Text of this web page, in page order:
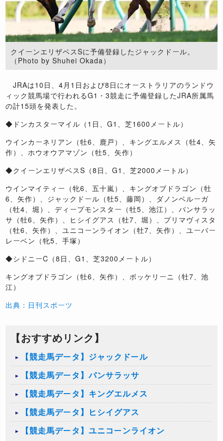
クイーンエリザベスSに予備登録したジャックドール。
（Photo by Shuhei Okada）
JRAは10日、4月1日および8日にオーストラリアのランドウ
ィック競馬場で行われるG1・3競走に予備登録したJRA所属馬
の計15頭を発表した。
◆ドンカスターマイル（1日、G1、芝1600メートル）
ウインカーネリアン（牡6、鹿戸）、キングエルメス（牡4、矢
作）、ホウオウアマゾン（牡5、矢作）
◆クイーンエリザベスS（8日、G1、芝2000メートル）
ウインマイティー（牝6、五十嵐）、キングオブドラゴン（牡
6、矢作）、ジャックドール（牡5、藤岡）、ダノンベルーガ
（牡4、堀）、ディープモンスター（牡5、池江）、パンサラッ
サ（牡6、矢作）、ヒシイグアス（牡7、堀）、プリマヴィスタ
（牡6、矢作）、ユニコーンライオン（牡7、矢作）、ユーバー
レーベン（牝5、手塚）
◆シドニーC（8日、G1、芝3200メートル）
キングオブドラゴン（牡6、矢作）、ボッケリーニ（牡7、池
江）
出典：日刊スポーツ
【おすすめリンク】
【競走馬データ】ジャックドール
【競走馬データ】パンサラッサ
【競走馬データ】キングエルメス
【競走馬データ】ヒシイグアス
【競走馬データ】ユニコーンライオン